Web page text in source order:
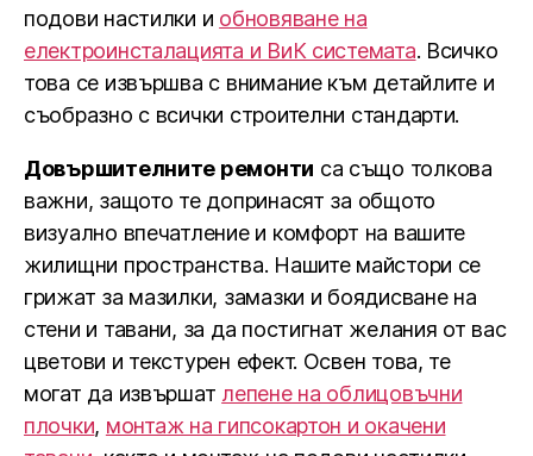
подови настилки и обновяване на
електроинсталацията и ВиК системата. Всичко
това се извършва с внимание към детайлите и
съобразно с всички строителни стандарти.
Довършителните ремонти са също толкова
важни, защото те допринасят за общото
визуално впечатление и комфорт на вашите
жилищни пространства. Нашите майстори се
грижат за мазилки, замазки и боядисване на
стени и тавани, за да постигнат желания от вас
цветови и текстурен ефект. Освен това, те
могат да извършат лепене на облицовъчни
плочки, монтаж на гипсокартон и окачени